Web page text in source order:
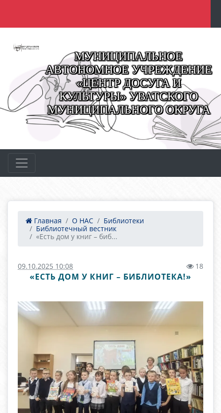
МУНИЦИПАЛЬНОЕ
АВТОНОМНОЕ УЧРЕЖДЕНИЕ
«ЦЕНТР ДОСУГА И
КУЛЬТУРЫ» УВАТСКОГО
МУНИЦИПАЛЬНОГО ОКРУГА
Главная О НАС
Библиотеки
Библиотечный вестник
«Есть дом у книг – биб...
09.10.2025 10:08 18
«ЕСТЬ ДОМ У КНИГ – БИБЛИОТЕКА!»